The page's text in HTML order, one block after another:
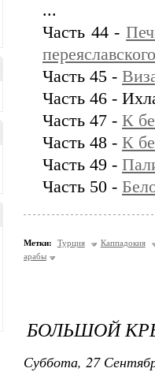
...
Часть 44 -
Часть 45 -
Часть 46 -
Часть 47 - К
Часть 48 - К
Часть 49 -
Часть 50 -
Метки: Турция
Каппадокия
арабы
БОЛЬШОЙ
Суббота, 27